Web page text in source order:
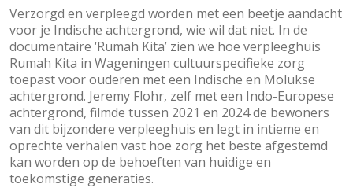
Verzorgd en verpleegd worden met een beetje aandacht
voor je Indische achtergrond, wie wil dat niet. In de
documentaire ‘Rumah Kita’ zien we hoe verpleeghuis
Rumah Kita in Wageningen cultuurspecifieke zorg
toepast voor ouderen met een Indische en Molukse
achtergrond. Jeremy Flohr, zelf met een Indo-Europese
achtergrond, filmde tussen 2021 en 2024 de bewoners
van dit bijzondere verpleeghuis en legt in intieme en
oprechte verhalen vast hoe zorg het beste afgestemd
kan worden op de behoeften van huidige en
toekomstige generaties.